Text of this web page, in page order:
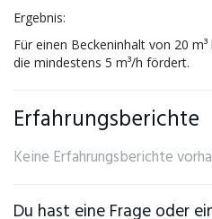
Ergebnis:
Für einen Beckeninhalt von 20
die mindestens 5 m³/h fördert.
Erfahrungsberichte
Keine Erfahrungsberichte
Du hast eine Frage oder